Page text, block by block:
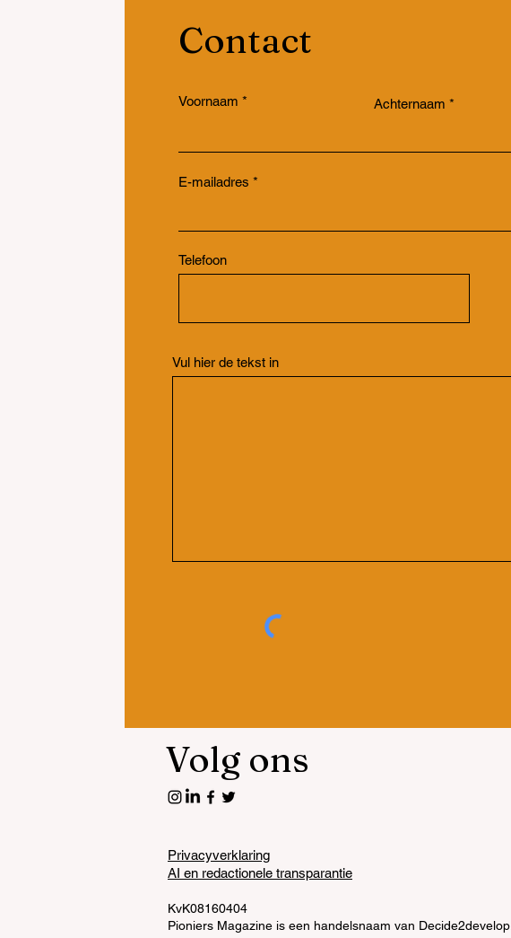
Volg ons
Contact
Voornaam Achternaam
E-mailadres
Telefoon
Vul hier de tekst in
Privacyverklaring
AI en redactionele transparantie
KvK08160404
Pioniers Magazine is een handelsnaam van Decide2develop.